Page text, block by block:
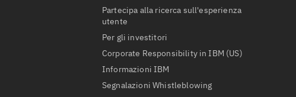
Partecipa alla ricerca sull'esperienza
utente
Per gli investitori
Corporate Responsibility in IBM (US)
Informazioni IBM
Segnalazioni Whistleblowing